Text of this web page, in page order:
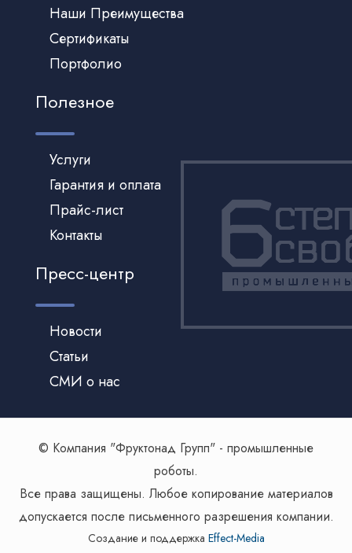
Наши Преимущества
Сертификаты
Портфолио
Полезное
Услуги
Гарантия и оплата
Прайс-лист
Контакты
Пресс-центр
Новости
Статьи
СМИ о нас
© Компания "Фруктонад Групп" - промышленные
роботы.
Все права защищены. Любое копирование материалов
допускается после письменного разрешения компании.
Создание и поддержка Effect-Media